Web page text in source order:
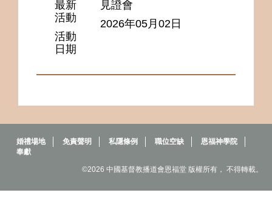
最新
活動
活動
日期
見證會
2026年05月02日
婚禮場地 免責聲明 私隱條例 職位空缺
恩福神學院
奉獻
©2026 中國基督教播道會恩福堂 版權所有， 不得轉載。